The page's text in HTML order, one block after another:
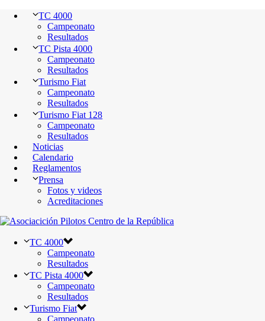
TC 4000
Campeonato
Resultados
TC Pista 4000
Campeonato
Resultados
Turismo Fiat
Campeonato
Resultados
Turismo Fiat 128
Campeonato
Resultados
Noticias
Calendario
Reglamentos
Prensa
Fotos y videos
Acreditaciones
TC 4000
Campeonato
Resultados
TC Pista 4000
Campeonato
Resultados
Turismo Fiat
Campeonato